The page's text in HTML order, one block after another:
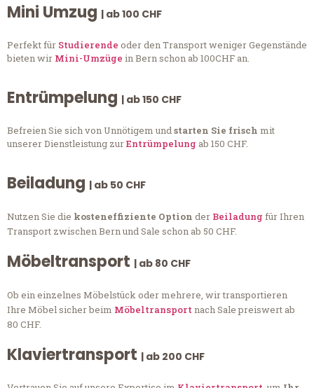
Mini Umzug | ab 100 CHF
Perfekt für Studierende oder den Transport weniger Gegenstände
bieten wir Mini-Umzüge in Bern schon ab 100CHF an.
Entrümpelung | ab 150 CHF
Befreien Sie sich von Unnötigem undstarten Sie frisch mit
unserer Dienstleistung zurEntrümpelung ab 150 CHF.
Beiladung | ab 50 CHF
Nutzen Sie die kosteneffiziente Option der Beiladung für Ihren
Transport zwischen Bern und Sale schon ab 50 CHF.
Möbeltransport | ab 80 CHF
Ob ein einzelnes Möbelstück oder mehrere, wir transportieren
Ihre Möbel sicher beim Möbeltransportnach Sale preiswert ab
80 CHF.
Klaviertransport | ab 200 CHF